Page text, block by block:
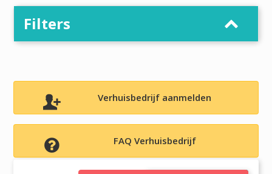
Filters
Verhuisbedrijf aanmelden
FAQ Verhuisbedrijf